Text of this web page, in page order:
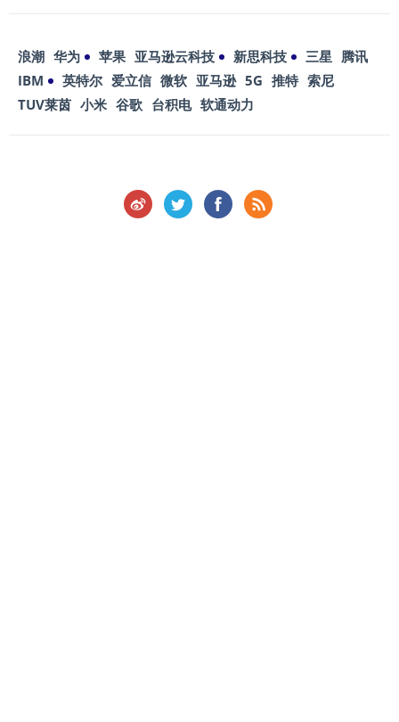
浪潮 华为 苹果 亚马逊云科技 新思科技 三星 腾讯
IBM
英特尔 爱立信 微软 亚马逊 5G 推特 索尼
TUV莱茵 小米 谷歌 台积电 软通动力